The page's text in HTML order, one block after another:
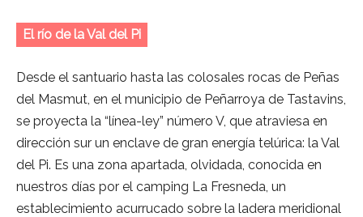
El río de la Val del Pi
Desde el santuario hasta las colosales rocas de Peñas
del Masmut, en el municipio de Peñarroya de Tastavins,
se proyecta la “línea-ley” número V, que atraviesa en
dirección sur un enclave de gran energía telúrica: la Val
del Pi. Es una zona apartada, olvidada, conocida en
nuestros días por el camping La Fresneda, un
establecimiento acurrucado sobre la ladera meridional